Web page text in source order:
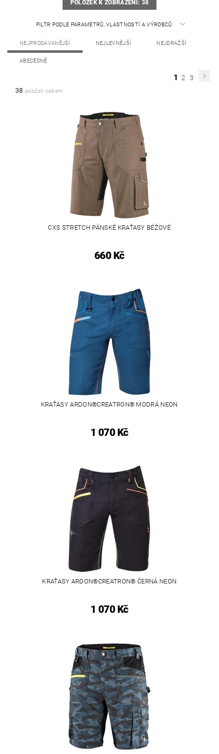
POLOŽEK K ZOBRAZENÍ: 38
FILTR PODLE PARAMETRŮ, VLASTNOSTÍ A VÝROBCŮ
NEJPRODÁVANĚJŠÍ NEJLEVNĚJŠÍ NEJDRAŽŠÍ
ABECEDNĚ
1 2
3
38 položek celkem
CXS STRETCH PÁNSKÉ KRAŤASY BÉŽOVÉ
660 Kč
KRAŤASY ARDON®CREATRON® MODRÁ NEON
1 070 Kč
KRAŤASY ARDON®CREATRON® ČERNÁ NEON
1 070 Kč